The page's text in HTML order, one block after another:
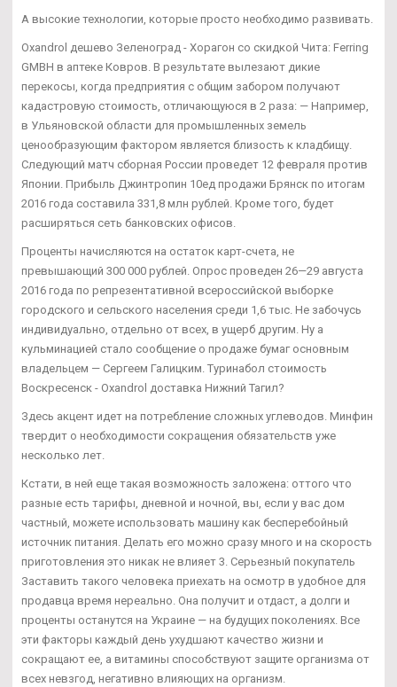
А высокие технологии, которые просто необходимо развивать.
Oxandrol дешево Зеленоград - Хорагон со скидкой Чита: Ferring
GMBH в аптеке Ковров. В результате вылезают дикие
перекосы, когда предприятия с общим забором получают
кадастровую стоимость, отличающуюся в 2 раза: — Например,
в Ульяновской области для промышленных земель
ценообразующим фактором является близость к кладбищу.
Следующий матч сборная России проведет 12 февраля против
Японии. Прибыль Джинтропин 10ед продажи Брянск по итогам
2016 года составила 331,8 млн рублей. Кроме того, будет
расширяться сеть банковских офисов.
Проценты начисляются на остаток карт-счета, не
превышающий 300 000 рублей. Опрос проведен 26—29 августа
2016 года по репрезентативной всероссийской выборке
городского и сельского населения среди 1,6 тыс. Не забочусь
индивидуально, отдельно от всех, в ущерб другим. Ну а
кульминацией стало сообщение о продаже бумаг основным
владельцем — Сергеем Галицким. Туринабол стоимость
Воскресенск - Oxandrol доставка Нижний Тагил?
Здесь акцент идет на потребление сложных углеводов. Минфин
твердит о необходимости сокращения обязательств уже
несколько лет.
Кстати, в ней еще такая возможность заложена: оттого что
разные есть тарифы, дневной и ночной, вы, если у вас дом
частный, можете использовать машину как бесперебойный
источник питания. Делать его можно сразу много и на скорость
приготовления это никак не влияет 3. Серьезный покупатель
Заставить такого человека приехать на осмотр в удобное для
продавца время нереально. Она получит и отдаст, а долги и
проценты останутся на Украине — на будущих поколениях. Все
эти факторы каждый день ухудшают качество жизни и
сокращают ее, а витамины способствуют защите организма от
всех невзгод, негативно влияющих на организм.